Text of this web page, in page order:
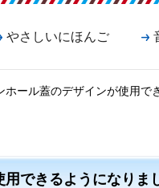
やさしいにほんご
ール蓋のデザインが使用で
できるようになりま